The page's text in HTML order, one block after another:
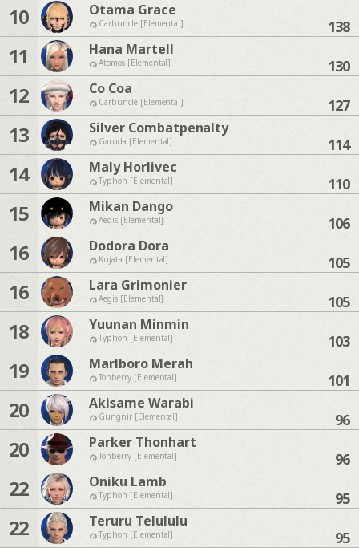
10 Otama Grace
Carbuncle [Elemental] 138
11 Hana Martell
Atomos [Elemental] 130
12 Co Coa
Carbuncle [Elemental] 127
13 Silver Combatpenalty
Garuda [Elemental] 114
14 Maly Horlivec
Typhon [Elemental] 110
15 Mikan Dango
Aegis [Elemental] 106
16 Dodora Dora
Kujata [Elemental] 105
16 Lara Grimonier
Aegis [Elemental] 105
18 Yuunan Minmin
Typhon [Elemental] 103
19 Marlboro Merah
Tonberry [Elemental] 101
20 Akisame Warabi
Gungnir [Elemental] 96
20 Parker Thonhart
Tonberry [Elemental] 96
22 Oniku Lamb
Typhon [Elemental] 95
22 Teruru Telululu
Typhon [Elemental] 95